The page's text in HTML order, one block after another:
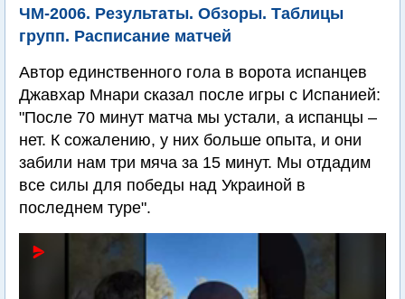
ЧМ-2006. Результаты. Обзоры. Таблицы
групп. Расписание матчей
Автор единственного гола в ворота испанцев
Джавхар Мнари сказал после игры с Испанией:
"После 70 минут матча мы устали, а испанцы –
нет. К сожалению, у них больше опыта, и они
забили нам три мяча за 15 минут. Мы отдадим
все силы для победы над Украиной в
последнем туре".